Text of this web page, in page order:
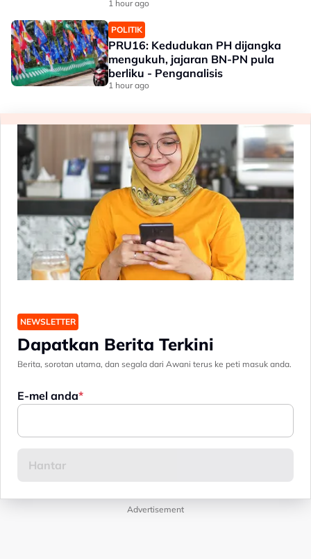
1 hour ago
POLITIK
PRU16: Kedudukan PH dijangka
mengukuh, jajaran BN-PN pula
berliku - Penganalisis
1 hour ago
NEWSLETTER
Dapatkan Berita Terkini
Berita, sorotan utama, dan segala dari Awani terus ke peti masuk anda.
E-mel anda
Advertisement